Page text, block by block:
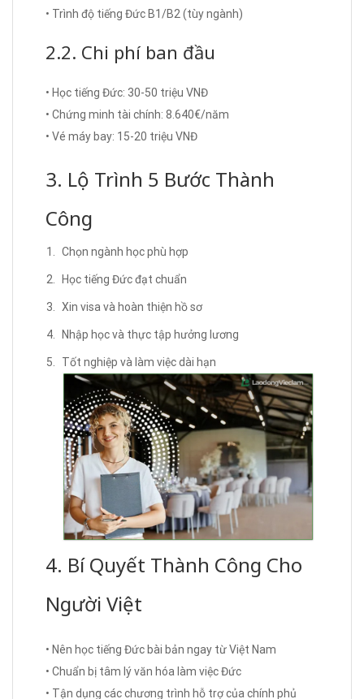
• Trình độ tiếng Đức B1/B2 (tùy ngành)
2.2. Chi phí ban đầu
• Học tiếng Đức: 30-50 triệu VNĐ
• Chứng minh tài chính: 8.640€/năm
• Vé máy bay: 15-20 triệu VNĐ
3. Lộ Trình 5 Bước Thành
Công
Chọn ngành học phù hợp
Học tiếng Đức đạt chuẩn
Xin visa và hoàn thiện hồ sơ
Nhập học và thực tập hưởng lương
Tốt nghiệp và làm việc dài hạn
4. Bí Quyết Thành Công Cho
Người Việt
• Nên học tiếng Đức bài bản ngay từ Việt Nam
• Chuẩn bị tâm lý văn hóa làm việc Đức
• Tận dụng các chương trình hỗ trợ của chính phủ